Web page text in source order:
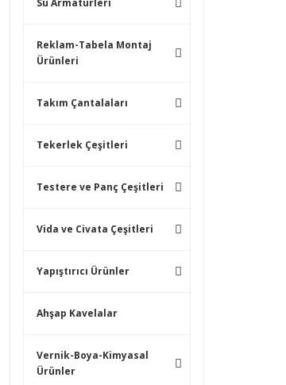
Su Armatürleri
Reklam-Tabela Montaj
Ürünleri
Takım Çantalaları
Tekerlek Çeşitleri
Testere ve Panç Çeşitleri
Vida ve Civata Çeşitleri
Yapıştırıcı Ürünler
Ahşap Kavelalar
Vernik-Boya-Kimyasal
Ürünler